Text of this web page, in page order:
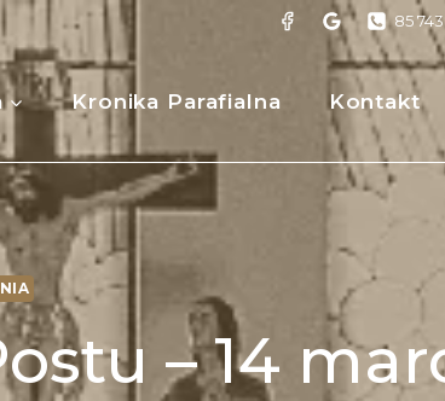
85
Kronika Parafialna Kontakt
– 14